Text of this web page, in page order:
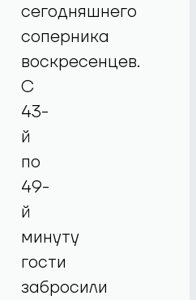
сегодняшнего
соперника
воскресенцев.
С
43-
й
по
49-
й
минуту
гости
забросили